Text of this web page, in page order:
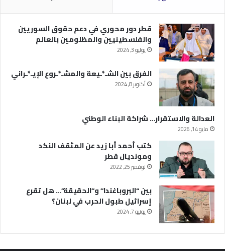
قطر دور محوري في دعم حقوق السوريين
والفلسطينيين والمظلومين بالعالم
يوليو 3, 2024
الفرق بين الشـ*ـيعة والمشـ*ـروع الإيـ*ـراني
أكتوبر 8, 2024
العدالة والاستقرار… شراكة البناء الوطني
مايو 14, 2026
كتب أحمد أبا زيد عن المثقف النكد
ومونديال قطر
نوفمبر 25, 2022
بين “البروباغندا” و”الحقيقة”… هل تقرع
إسرائيل طبول الحرب في لبنان؟
يونيو 7, 2024